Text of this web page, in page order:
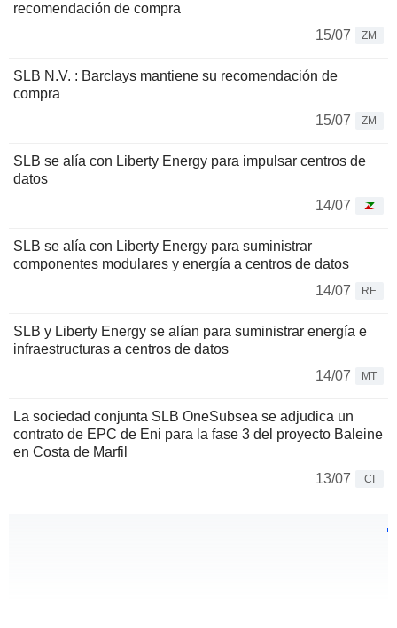
recomendación de compra
15/07
ZM
SLB N.V. : Barclays mantiene su recomendación de
compra
15/07
ZM
SLB se alía con Liberty Energy para impulsar centros de
datos
14/07
SLB se alía con Liberty Energy para suministrar
componentes modulares y energía a centros de datos
14/07
RE
SLB y Liberty Energy se alían para suministrar energía e
infraestructuras a centros de datos
14/07
MT
La sociedad conjunta SLB OneSubsea se adjudica un
contrato de EPC de Eni para la fase 3 del proyecto Baleine
en Costa de Marfil
13/07
CI